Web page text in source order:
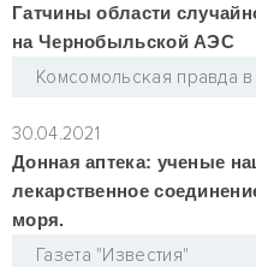
Гатчины области
на Чернобыльской АЭС
Комсомольская правда
30.04.2021
Донная аптека: ученые
лекарственное
моря.
Газета "Известия"